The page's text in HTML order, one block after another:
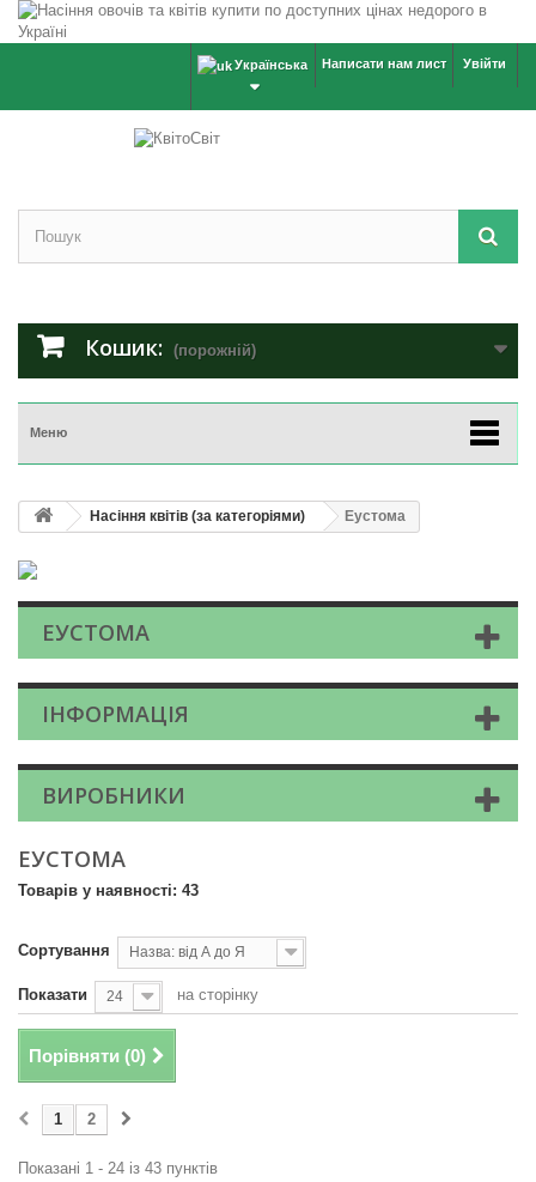
Увійти
Написати нам лист
Українська
Кошик: (порожній)
Меню
Насіння квітів (за категоріями) Еустома
ЕУСТОМА
ІНФОРМАЦІЯ
ВИРОБНИКИ
ЕУСТОМА
Товарів у наявності: 43
Сортування Назва: від А до Я
Показати 24 на сторінку
Порівняти (0)
1 2
Показані 1 - 24 із 43 пунктів